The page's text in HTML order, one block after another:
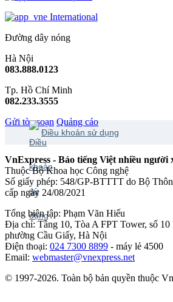
International
Đường dây nóng
Hà Nội
083.888.0123
Tp. Hồ Chí Minh
082.233.3555
Gửi tòa soạn Quảng cáo
Điều khoản sử dụng
VnExpress - Báo tiếng Việt nhiều người
Thuộc Bộ Khoa học Công nghệ
Số giấy phép: 548/GP-BTTTT do Bộ
cấp ngày 24/08/2021
Tổng biên tập: Phạm Văn Hiếu
Địa chỉ: Tầng 10, Tòa A FPT Tower, số 10
phường Cầu Giấy, Hà Nội
Điện thoại: 024 7300 8899 - máy lẻ 4500
Email: webmaster@vnexpress.net
© 1997-2026. Toàn bộ bản quyền thuộc